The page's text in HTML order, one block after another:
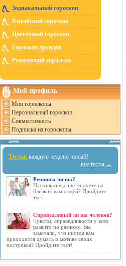
Зодиакальный гороскоп
Китайский гороскоп
Цветочный гороскоп
Гороскоп друидов
Рунический гороскоп
Мой профиль
Мои гороскопы
Персональный гороскоп
Совместимость
Подписка на гороскопы
Тесты: каждую неделю новый!
все тесты →
Ревнивы ли вы?
Насколько вы претендуете на
близких вам людей? Пройдите
тест.
Справедливый ли вы человек?
Чувство справедливости у всех
развито по разному. Вы
замечали, что иногда вам
приходится думать о мотиве своих
поступков? Пройдите тест!